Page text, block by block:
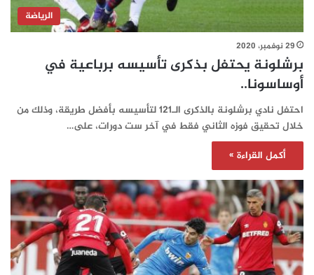
الرياضة
29 نوفمبر، 2020
برشلونة يحتفل بذكرى تأسيسه برباعية في
أوساسونا..
احتفل نادي برشلونة بالذكرى الـ121 لتأسيسه بأفضل طريقة، وذلك من
خلال تحقيق فوزه الثاني فقط في آخر ست دورات، على…
أكمل القراءة »